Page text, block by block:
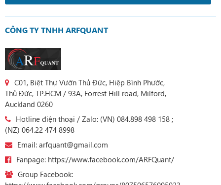
CÔNG TY TNHH ARFQUANT
C01, Biệt Thự Vườn Thủ Đức, Hiệp Bình Phước,
Thủ Đức, TP.HCM / 93A, Forrest Hill road, Milford,
Auckland 0260
Hotline điện thoại / Zalo: (VN) 084.898 498 158 ;
(NZ) 064.22 474 8998
Email: arfquant@gmail.com
Fanpage: https://www.facebook.com/ARFQuant/
Group Facebook: